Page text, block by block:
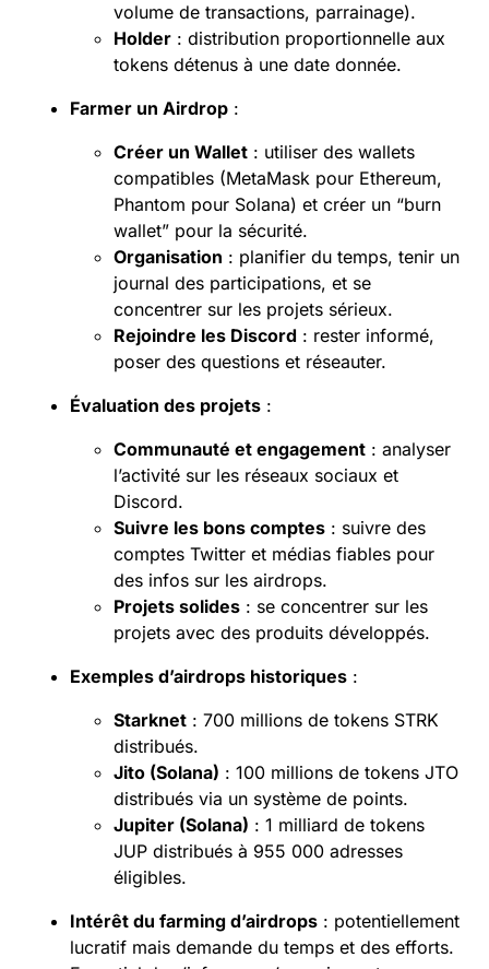
volume de transactions, parrainage).
Holder : distribution proportionnelle aux
tokens détenus à une date donnée.
Farmer un Airdrop :
Créer un Wallet : utiliser des wallets
compatibles (MetaMask pour Ethereum,
Phantom pour Solana) et créer un “burn
wallet” pour la sécurité.
Organisation : planifier du temps, tenir un
journal des participations, et se
concentrer sur les projets sérieux.
Rejoindre les Discord : rester informé,
poser des questions et réseauter.
Évaluation des projets :
Communauté et engagement : analyser
l’activité sur les réseaux sociaux et
Discord.
Suivre les bons comptes : suivre des
comptes Twitter et médias fiables pour
des infos sur les airdrops.
Projets solides : se concentrer sur les
projets avec des produits développés.
Exemples d’airdrops historiques :
Starknet : 700 millions de tokens STRK
distribués.
Jito (Solana) : 100 millions de tokens JTO
distribués via un système de points.
Jupiter (Solana) : 1 milliard de tokens
JUP distribués à 955 000 adresses
éligibles.
Intérêt du farming d’airdrops : potentiellement
lucratif mais demande du temps et des efforts.